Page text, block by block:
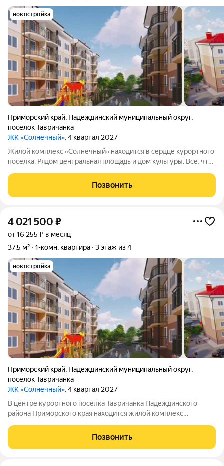
новостройка
Приморский край, Надеждинский муниципальный округ,
посёлок Тавричанка
ЖК «Солнечный», 4 квартал 2027
Жилой комплекс «Солнечный» находится в сердце курортного
посёлка. Рядом центральная площадь и дом культуры. Всё, что
минутах ходьбы: транспорт, торговые точки, финансовое
учреждение,
Позвонить
4 021 500 ₽
от 16 255 ₽ в месяц
37,5 м²
1-комн. квартира 3 этаж из 4
новостройка
Приморский край, Надеждинский муниципальный округ,
посёлок Тавричанка
ЖК «Солнечный», 4 квартал 2027
В центре курортного посёлка Тавричанка Надеждинского
района Приморского края находится жилой комплекс
дом культуры. Рядом есть всё необходимое для жизни: можно
без труда добраться до остановки
Позвонить